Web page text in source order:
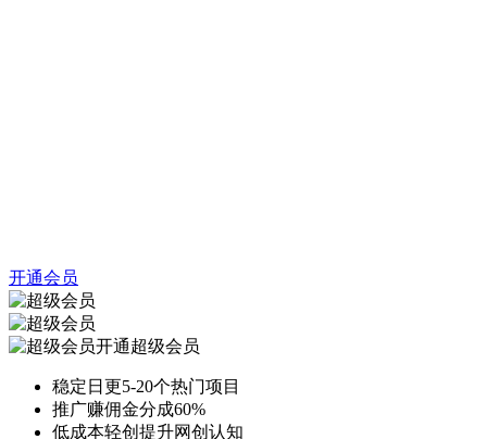
开通会员
开通超级会员
稳定日更5-20个热门项目
推广赚佣金分成60%
低成本轻创提升网创认知